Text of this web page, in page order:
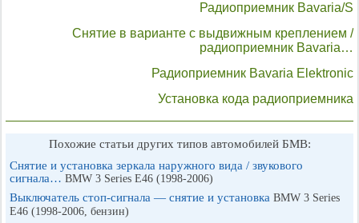
Радиоприемник Bavaria/S
Снятие в варианте с выдвижным креплением /
радиоприемник Bavaria…
Радиоприемник Bavaria Elektronic
Установка кода радиоприемника
Похожие статьи других типов автомобилей БМВ:
Снятие и установка зеркала наружного вида / звукового
сигнала… BMW 3 Series E46 (1998-2006)
Выключатель стоп-сигнала — снятие и установка BMW 3 Series
E46 (1998-2006, бензин)